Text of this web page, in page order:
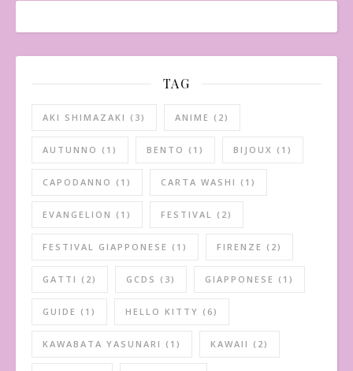
TAG
AKI SHIMAZAKI (3) ANIME (2)
AUTUNNO (1) BENTO (1) BIJOUX (1)
CAPODANNO (1) CARTA WASHI (1)
EVANGELION (1) FESTIVAL (2)
FESTIVAL GIAPPONESE (1) FIRENZE (2)
GATTI (2) GCDS (3) GIAPPONESE (1)
GUIDE (1) HELLO KITTY (6)
KAWABATA YASUNARI (1) KAWAII (2)